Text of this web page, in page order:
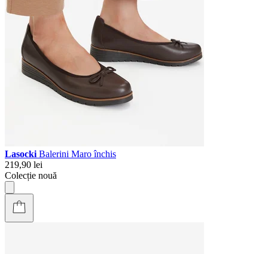
Lasocki Balerini Maro închis
219,90 lei
Colecție nouă